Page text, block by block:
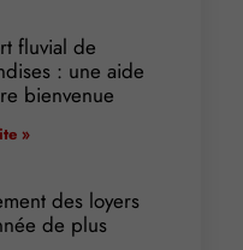
fluvial de
: une aide
bienvenue
»
des loyers
de plus